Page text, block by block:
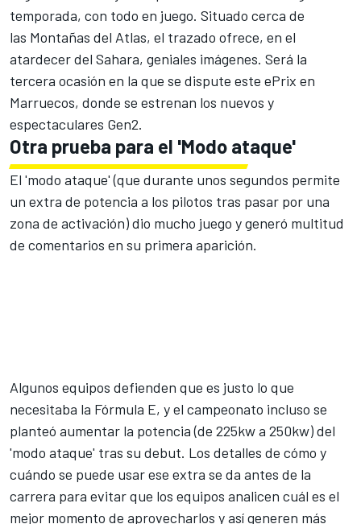
temporada, con todo en juego. Situado cerca de
las Montañas del Atlas, el trazado ofrece, en el
atardecer del Sahara, geniales imágenes. Será la
tercera ocasión en la que se dispute este ePrix en
Marruecos, donde se estrenan los nuevos y
espectaculares Gen2.
Otra prueba para el 'Modo ataque'
El 'modo ataque' (que durante unos segundos permite
un extra de potencia a los pilotos tras pasar por una
zona de activación) dio mucho juego y generó multitud
de comentarios en su primera aparición.
Algunos equipos defienden que es justo lo que
necesitaba la Fórmula E, y el campeonato incluso se
planteó aumentar la potencia (de 225kw a 250kw) del
'modo ataque' tras su debut. Los detalles de cómo y
cuándo se puede usar ese extra se da antes de la
carrera para evitar que los equipos analicen cuál es el
mejor momento de aprovecharlos y así generen más